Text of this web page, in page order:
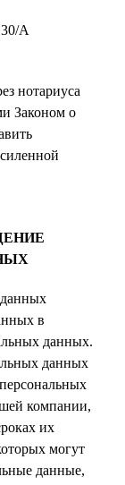
A
нотариуса
Законом о
в
данных.
данных
компании,
их
могут
данные,